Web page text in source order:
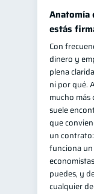
Salud
Deudas
Tarjeta
Anatomía
estás
Con
dinero y
plena
ni por qué.
mucho más
suele
que
un
funciona un
puedes, y
cualquier